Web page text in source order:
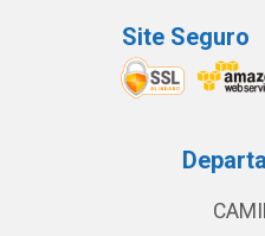
Site Seguro